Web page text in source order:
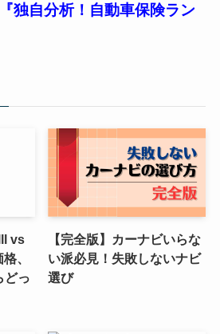
『独自分析！自動車保険ラン
vs
、
どっ
【完全版】カーナビいらな
い派必見！失敗しないナビ
選び